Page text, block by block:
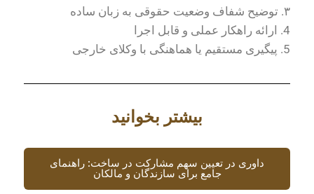
۳. توضیح شفاف وضعیت حقوقی به زبان ساده
4. ارائه راهکار عملی و قابل اجرا
5. پیگیری مستقیم یا هماهنگی با وکلای خارجی
بیشتر بخوانید
داوری در تعیین سهم مشارکت در ساخت: راهنمای
جامع برای سازندگان و مالکان